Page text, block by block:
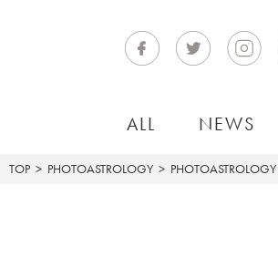
ALL NEWS
TOP PHOTOASTROLOGY PHOTOASTROLOGY